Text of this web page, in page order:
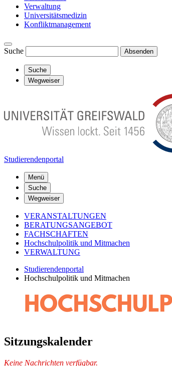
Verwaltung
Universitätsmedizin
Konfliktmanagement
Suche Absenden
Suche
Wegweiser
Studierendenportal
Menü
Suche
Wegweiser
VERANSTALTUNGEN
BERATUNGSANGEBOT
FACHSCHAFTEN
Hochschulpolitik und Mitmachen
VERWALTUNG
Studierendenportal
Hochschulpolitik und Mitmachen
Sitzungskalender
Keine Nachrichten verfügbar.